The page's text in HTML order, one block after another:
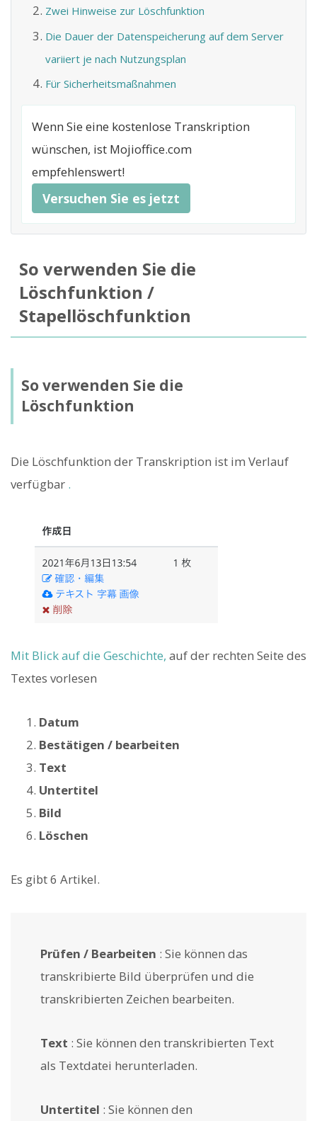
Zwei Hinweise zur Löschfunktion
Die Dauer der Datenspeicherung auf dem Server
variiert je nach Nutzungsplan
Für Sicherheitsmaßnahmen
Wenn Sie eine kostenlose Transkription
wünschen, ist Mojioffice.com
empfehlenswert!
Versuchen Sie es jetzt
So verwenden Sie die
Löschfunktion /
Stapellöschfunktion
So verwenden Sie die
Löschfunktion
Die Löschfunktion der Transkription ist im Verlauf
verfügbar .
Mit Blick auf die Geschichte, auf der rechten Seite des
Textes vorlesen
Datum
Bestätigen / bearbeiten
Text
Untertitel
Bild
Löschen
Es gibt 6 Artikel.
Prüfen / Bearbeiten : Sie können das
transkribierte Bild überprüfen und die
transkribierten Zeichen bearbeiten.
Text : Sie können den transkribierten Text
als Textdatei herunterladen.
Untertitel : Sie können den